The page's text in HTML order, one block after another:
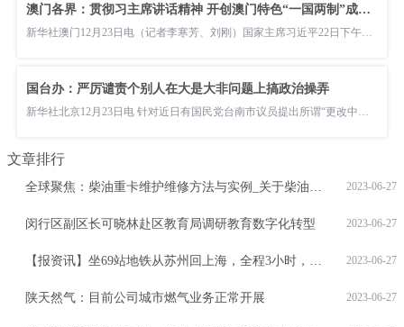
澳门各界：贯彻习主席讲话精神 开创澳门特色“一国两制”成功实践新局面
新华社澳门12月23日电（记者李寒芳、刘刚）国家主席习近平22日下午会见来京述职的澳门特区行政长官贺一诚。澳门各
国台办：严厉谴责个别人在大是大非问题上搞政治操弄
新华社北京12月23日电 针对近日有国民党台南市议员提出所谓“更改中华民国国号为台湾共和国”的建议案，并在市议
文章排行
2023-06-27
全球聚焦：柴油重卡维护维修方法与实例_关于柴油重卡维护维修方法与实例概略
2023-06-27
闵行区副区长可晓林赴区教育局调研教育数字化转型
2023-06-27
【报资讯】坐69站地铁从苏州回上海，全程3小时，值不值？
2023-06-27
陕天然气：目前公司城市燃气业务正常开展